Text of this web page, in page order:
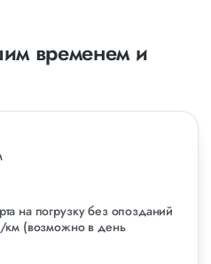
временем и
на погрузку без опозданий
км (возможно в день